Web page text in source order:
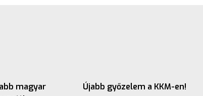
magyar
Újabb győzelem a KKM-en!